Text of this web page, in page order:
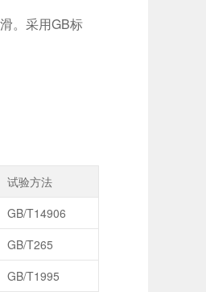
。采用GB标
试验方法
GB/T14906
GB/T265
GB/T1995